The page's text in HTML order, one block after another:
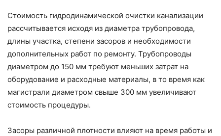
Стоимость гидродинамической очистки канализации
рассчитывается исходя из диаметра трубопровода,
длины участка, степени засоров и необходимости
дополнительных работ по ремонту. Трубопроводы
диаметром до 150 мм требуют меньших затрат на
оборудование и расходные материалы, в то время как
магистрали диаметром свыше 300 мм увеличивают
стоимость процедуры.
Засоры различной плотности влияют на время работы и